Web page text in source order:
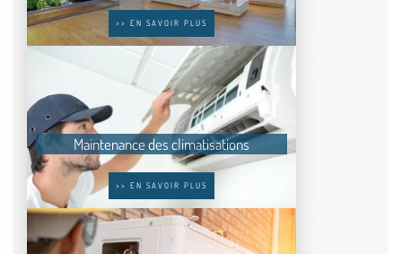
>> EN SAVOIR PLUS
Maintenance des climatisations
>> EN SAVOIR PLUS